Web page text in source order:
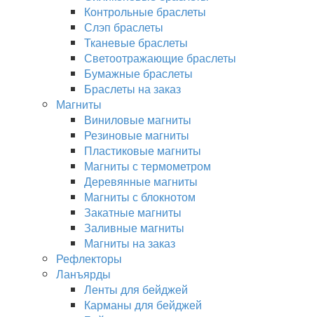
Контрольные браслеты
Слэп браслеты
Тканевые браслеты
Светоотражающие браслеты
Бумажные браслеты
Браслеты на заказ
Магниты
Виниловые магниты
Резиновые магниты
Пластиковые магниты
Магниты с термометром
Деревянные магниты
Магниты с блокнотом
Закатные магниты
Заливные магниты
Магниты на заказ
Рефлекторы
Ланъярды
Ленты для бейджей
Карманы для бейджей